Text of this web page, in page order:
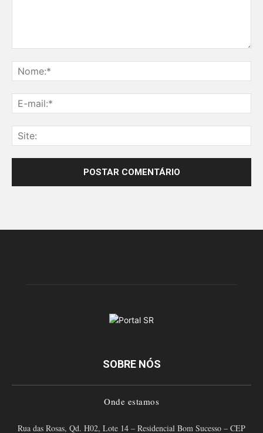
SOBRE NÓS
Onde estamos
Rua das Rosas, Qd. H02, Lote 14 – Residencial Bom Sucesso – CEP